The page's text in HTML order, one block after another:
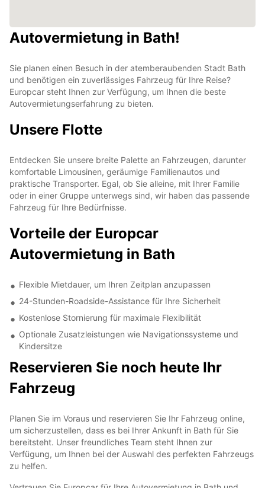
Autovermietung in Bath!
Sie planen einen Besuch in der atemberaubenden Stadt Bath
und benötigen ein zuverlässiges Fahrzeug für Ihre Reise?
Europcar steht Ihnen zur Verfügung, um Ihnen die beste
Autovermietungserfahrung zu bieten.
Unsere Flotte
Entdecken Sie unsere breite Palette an Fahrzeugen, darunter
komfortable Limousinen, geräumige Familienautos und
praktische Transporter. Egal, ob Sie alleine, mit Ihrer Familie
oder in einer Gruppe unterwegs sind, wir haben das passende
Fahrzeug für Ihre Bedürfnisse.
Vorteile der Europcar
Autovermietung in Bath
Flexible Mietdauer, um Ihren Zeitplan anzupassen
24-Stunden-Roadside-Assistance für Ihre Sicherheit
Kostenlose Stornierung für maximale Flexibilität
Optionale Zusatzleistungen wie Navigationssysteme und
Kindersitze
Reservieren Sie noch heute Ihr
Fahrzeug
Planen Sie im Voraus und reservieren Sie Ihr Fahrzeug online,
um sicherzustellen, dass es bei Ihrer Ankunft in Bath für Sie
bereitsteht. Unser freundliches Team steht Ihnen zur
Verfügung, um Ihnen bei der Auswahl des perfekten Fahrzeugs
zu helfen.